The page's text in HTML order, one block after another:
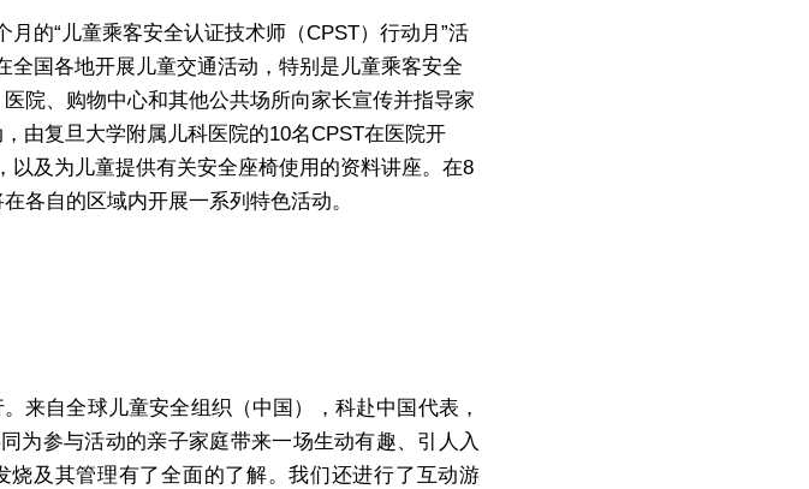
的“儿童乘客安全认证技术师（CPST）行动月”活
国各地开展儿童交通活动，特别是儿童乘客安全
院、购物中心和其他公共场所向家长宣传并指导家
由复旦大学附属儿科医院的10名CPST在医院开
及为儿童提供有关安全座椅使用的资料讲座。在8
各自的区域内开展一系列特色活动。
来自全球儿童安全组织（中国），科赴中国代表，
为参与活动的亲子家庭带来一场生动有趣、引人入
及其管理有了全面的了解。我们还进行了互动游